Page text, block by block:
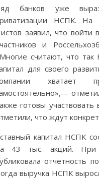
банков уже
НСПК. На
заявил, что войти
и
считают, что
для своего
хватает
готовы
что ждут
капитал НСПК
43 тыс. акций. При
отчетность
выручка НСПК